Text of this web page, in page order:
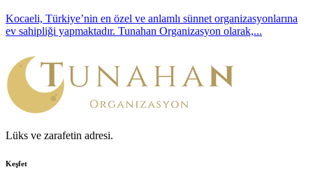
Kocaeli, Türkiye’nin en özel ve anlamlı sünnet organizasyonlarına
ev sahipliği yapmaktadır. Tunahan Organizasyon olarak,...
Lüks ve zarafetin adresi.
Keşfet